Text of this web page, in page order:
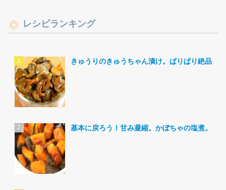
レシピランキング
きゅうりのきゅうちゃん漬け。ぱりぱり絶品。
基本に戻ろう！甘み凝縮。かぼちゃの塩煮。